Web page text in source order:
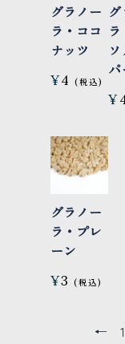
グラノー
ラ・ココ
ナッツ
¥4
パ
¥
グラノー
ラ・プレ
ーン
¥3
← 1